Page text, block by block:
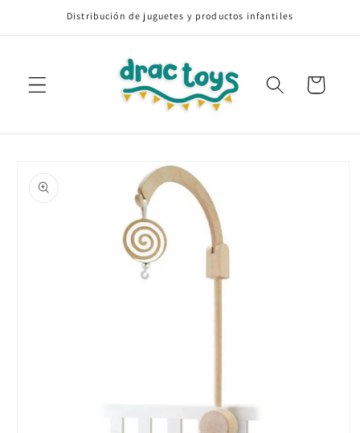
directamenteDistribución de juguetes y productos infantiles
Carrito
a la
información
del producto